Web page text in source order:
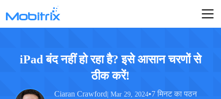
iPad बंद नहीं हो रहा है? इसे आसान चरणों से
ठीक करें!
Ciaran Crawford| Mar 29, 2024•7 मिनट का पठन